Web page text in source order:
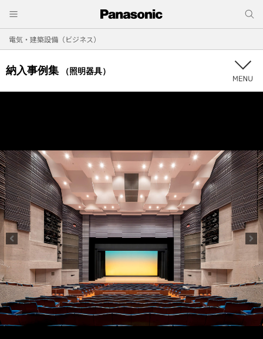
電気・建築設備（ビジネス）
納入事例集 （照明器具）